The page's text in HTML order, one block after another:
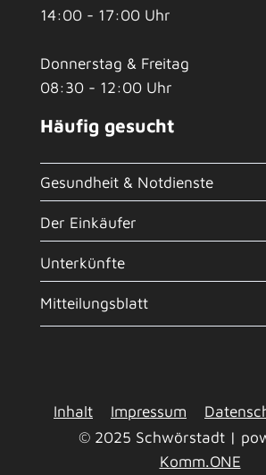
14:00 - 17:00 Uhr
Donnerstag & Freitag
08:30 - 12:00 Uhr
Häufig gesucht
Gesundheit & Notdienste
Der Einkäufer
Unterkünfte
Mitteilungsblatt
Inhalt Impressum
© 2025 Schwörstadt |
Komm.ONE